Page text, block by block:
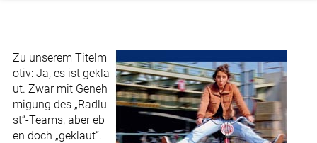
Zu unserem Titelm
otiv: Ja, es ist gekla
ut. Zwar mit Geneh
migung des „Radlu
st“-Teams, aber eb
en doch „geklaut“.